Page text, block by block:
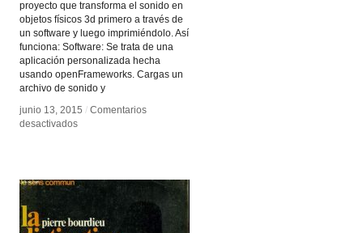
proyecto que transforma el sonido en
objetos físicos 3d primero a través de
un software y luego imprimiéndolo. Así
funciona: Software: Se trata de una
aplicación personalizada hecha
usando openFrameworks. Cargas un
archivo de sonido y
junio 13, 2015 / Comentarios
desactivadosen
junio 13, 2015 / Comentarios
desactivadosen